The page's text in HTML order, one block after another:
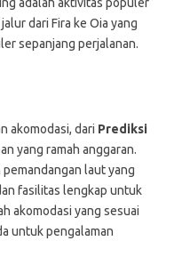
dari Fira ke Oia yang
sepanjang perjalanan.
akomodasi, dari Prediksi
yang ramah anggaran.
laut yang
fasilitas lengkap untuk
akomodasi yang sesuai
untuk pengalaman